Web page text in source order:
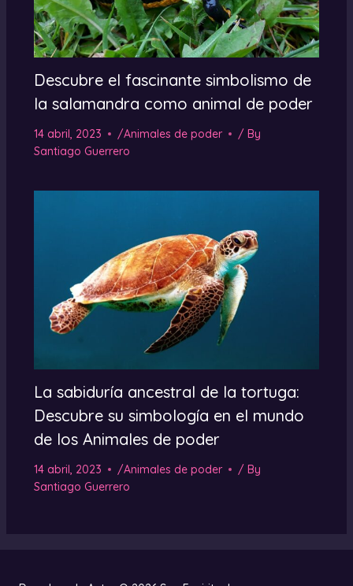
Descubre el fascinante simbolismo de
la salamandra como animal de poder
14 abril, 2023 /Animales de poder
/ By
Santiago Guerrero
La sabiduría ancestral de la tortuga:
Descubre su simbología en el mundo
de los Animales de poder
14 abril, 2023 /Animales de poder
/ By
Santiago Guerrero